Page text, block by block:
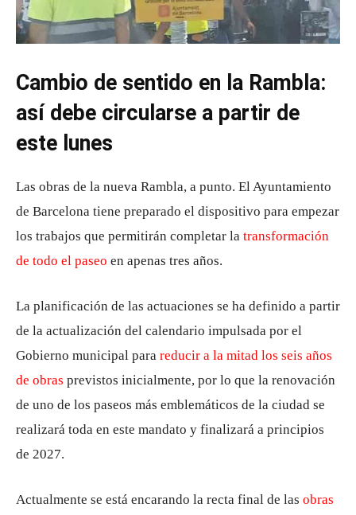
Cambio de sentido en la Rambla:
así debe circularse a partir de
este lunes
Las obras de la nueva Rambla, a punto. El Ayuntamiento
de Barcelona tiene preparado el dispositivo para empezar
los trabajos que permitirán completar la transformación
de todo el paseo en apenas tres años.
La planificación de las actuaciones se ha definido a partir
de la actualización del calendario impulsada por el
Gobierno municipal para reducir a la mitad los seis años
de obras previstos inicialmente, por lo que la renovación
de uno de los paseos más emblemáticos de la ciudad se
realizará toda en este mandato y finalizará a principios
de 2027.
Actualmente se está encarando la recta final de las obras